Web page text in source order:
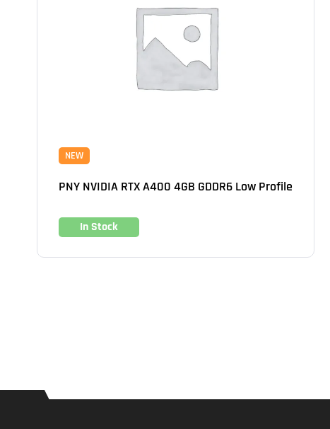
NEW
PNY NVIDIA RTX A400 4GB GDDR6 Low Profile
In Stock